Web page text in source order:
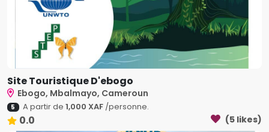
Site Touristique D'ebogo
Ebogo, Mbalmayo, Cameroun
5 A partir de 1,000 XAF/personne.
0.0 (5 likes)